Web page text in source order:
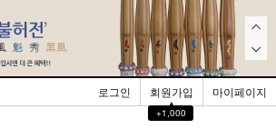
로그인
회원가입
▲
+1,000
마이페이지